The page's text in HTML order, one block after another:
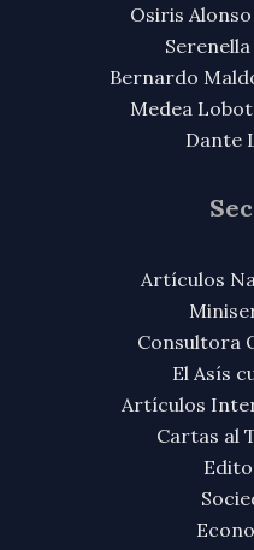
Osiris
Bernardo
Medea
Dante
Artículos
Consultora
El Asís
Artículos
Cartas al